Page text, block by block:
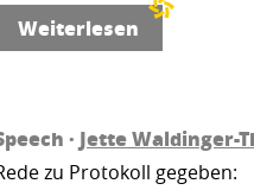
Weiterlesen
· Jette Waldinger-
zu Protokoll gegeben: